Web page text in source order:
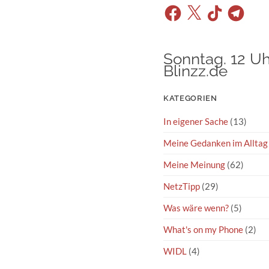
Facebook
X TikTokTelegram
Sonntag. 12
Blinzz.de
KATEGORIEN
In eigener Sache (13)
Meine Gedanken im Alltag
Meine Meinung (62)
NetzTipp (29)
Was wäre wenn? (5)
What's on my Phone (2)
WIDL (4)